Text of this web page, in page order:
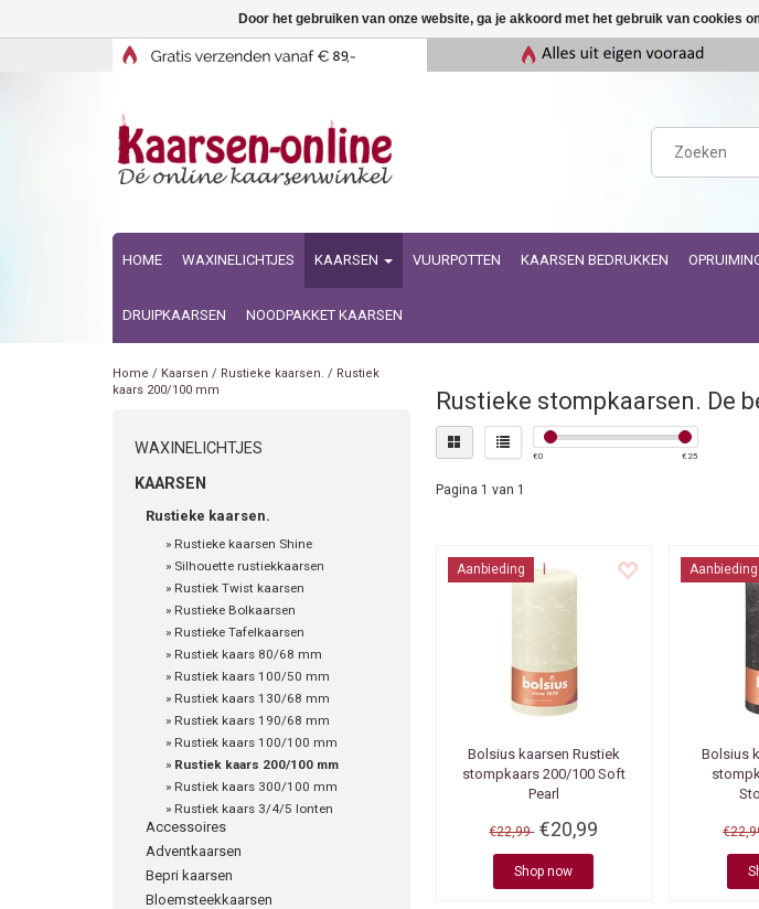
HOME WAXINELICHTJES KAARSEN VUURPOTTEN KAARSEN BEDRUKKEN
DRUIPKAARSEN NOODPAKKET KAARSEN
Home / Kaarsen / Rustieke kaarsen. / Rustiek
kaars 200/100 mm
WAXINELICHTJES
KAARSEN
Rustieke kaarsen.
» Rustieke kaarsen Shine
» Silhouette rustiekkaarsen
» Rustiek Twist kaarsen
» Rustieke Bolkaarsen
» Rustieke Tafelkaarsen
» Rustiek kaars 80/68 mm
» Rustiek kaars 100/50 mm
» Rustiek kaars 130/68 mm
» Rustiek kaars 190/68 mm
» Rustiek kaars 100/100 mm
» Rustiek kaars 200/100 mm
» Rustiek kaars 300/100 mm
» Rustiek kaars 3/4/5 lonten
Accessoires
Adventkaarsen
Bepri kaarsen
Bloemsteekkaarsen
Rustieke stompkaarsen. De
€0 € 25
Pagina 1 van 1
Aanbieding
Bolsius kaarsen Rustiek
stompkaars 200/100 Soft
Pearl
€22,99 €20,99
Shop now
Aanbieding
Bolsius
Door het gebruiken van onze website, ga je akkoord met het gebruik van cookies